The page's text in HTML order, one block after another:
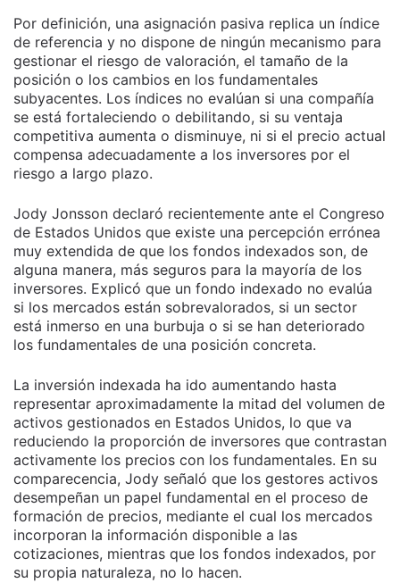
Por definición, una asignación pasiva replica un índice
de referencia y no dispone de ningún mecanismo para
gestionar el riesgo de valoración, el tamaño de la
posición o los cambios en los fundamentales
subyacentes. Los índices no evalúan si una compañía
se está fortaleciendo o debilitando, si su ventaja
competitiva aumenta o disminuye, ni si el precio actual
compensa adecuadamente a los inversores por el
riesgo a largo plazo.
Jody Jonsson declaró recientemente ante el Congreso
de Estados Unidos que existe una percepción errónea
muy extendida de que los fondos indexados son, de
alguna manera, más seguros para la mayoría de los
inversores. Explicó que un fondo indexado no evalúa
si los mercados están sobrevalorados, si un sector
está inmerso en una burbuja o si se han deteriorado
los fundamentales de una posición concreta.
La inversión indexada ha ido aumentando hasta
representar aproximadamente la mitad del volumen de
activos gestionados en Estados Unidos, lo que va
reduciendo la proporción de inversores que contrastan
activamente los precios con los fundamentales. En su
comparecencia, Jody señaló que los gestores activos
desempeñan un papel fundamental en el proceso de
formación de precios, mediante el cual los mercados
incorporan la información disponible a las
cotizaciones, mientras que los fondos indexados, por
su propia naturaleza, no lo hacen.